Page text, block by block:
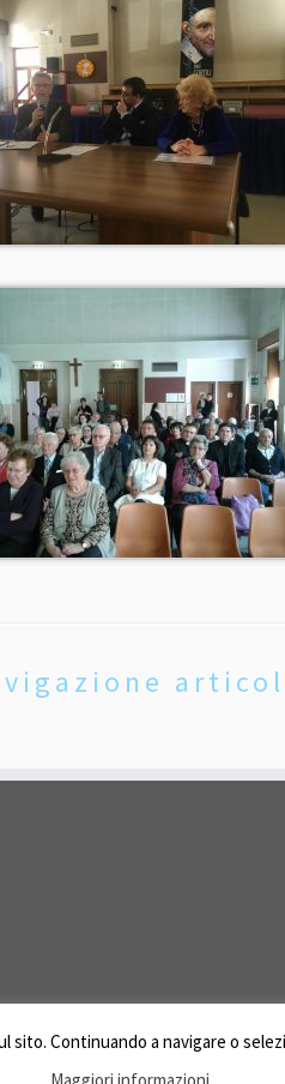
· © 2026 Sorelle della Carità
Continuando a navigare o